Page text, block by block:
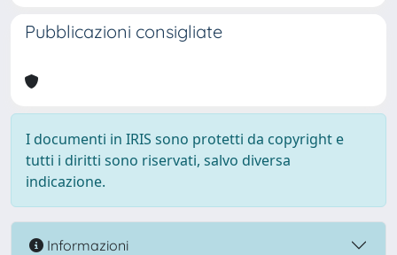
Pubblicazioni consigliate
I documenti in IRIS sono protetti da copyright e
tutti i diritti sono riservati, salvo diversa
indicazione.
Informazioni